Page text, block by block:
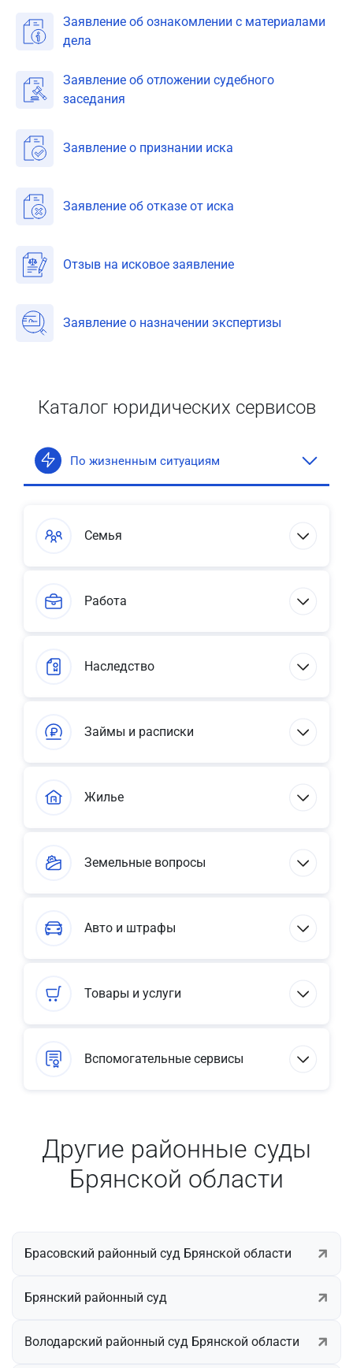
Заявление об ознакомлении с материалами
дела
Заявление об отложении судебного
заседания
Заявление о признании иска
Заявление об отказе от иска
Отзыв на исковое заявление
Заявление о назначении экспертизы
Каталог юридических сервисов
По жизненным ситуациям
Семья
Работа
Наследство
Займы и расписки
Жилье
Земельные вопросы
Авто и штрафы
Товары и услуги
Вспомогательные сервисы
Другие районные суды
Брянской области
Брасовский районный суд Брянской области
Брянский районный суд
Володарский районный суд Брянской области